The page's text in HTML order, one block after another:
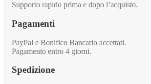
Supporto rapido prima e dopo l’acquisto.
Pagamenti
PayPal e Bonifico Bancario accettati.
Pagamento entro 4 giorni.
Spedizione